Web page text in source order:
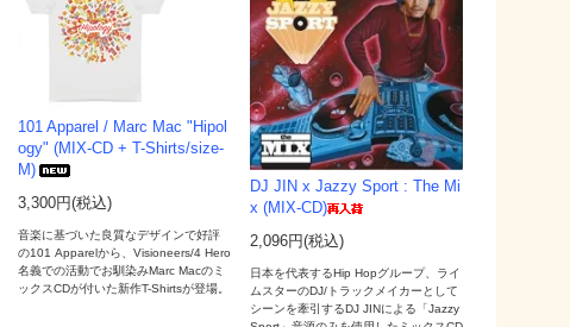
101 Apparel / Marc Mac "Hipol
ogy" (MIX-CD + T-Shirts/size-
M)
3,300円(税込)
音楽に基づいた良質なデザインで好評
の101 Apparelから、Visioneers/4 Hero
名義での活動でお馴染みMarc Macのミ
ックスCDが付いた新作T-Shirtsが登場。
DJ JIN x Jazzy Sport : The Mi
x (MIX-CD)
2,096円(税込)
日本を代表するHip Hopグループ、ライ
ムスターのDJ/トラックメイカーとして
シーンを牽引するDJ JINによる「Jazzy